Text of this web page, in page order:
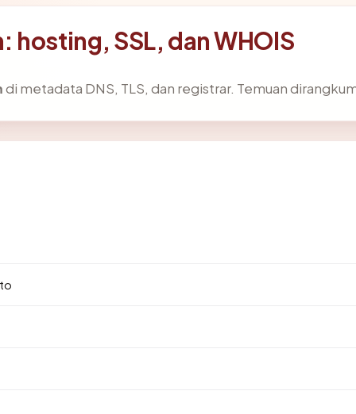
SSL, dan WHOIS
di metadata DNS, TLS, dan registrar. Temuan